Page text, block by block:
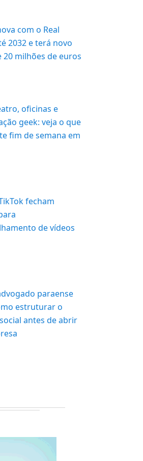
com o Real
2032 e terá novo
20 milhões de euros
oficinas e
geek: veja o que
fim de semana em
fecham
de vídeos
paraense
estruturar o
antes de abrir